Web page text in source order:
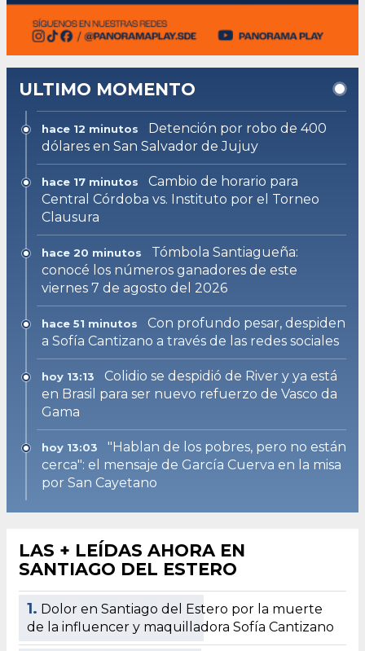
ULTIMO MOMENTO
hace 12 minutos
Detención por robo de 400
dólares en San Salvador de Jujuy
hace 17 minutos
Cambio de horario para
Central Córdoba vs. Instituto por el Torneo
Clausura
hace 20 minutos
Tómbola Santiagueña:
conocé los números ganadores de este
viernes 7 de agosto del 2026
hace 51 minutos
Con profundo pesar, despiden
a Sofía Cantizano a través de las redes sociales
hoy 13:13
Colidio se despidió de River y ya está
en Brasil para ser nuevo refuerzo de Vasco da
Gama
hoy 13:03
"Hablan de los pobres, pero no están
cerca": el mensaje de García Cuerva en la misa
por San Cayetano
LAS + LEÍDAS AHORA EN
SANTIAGO DEL ESTERO
1. Dolor en Santiago del Estero por la muerte
de la influencer y maquilladora Sofía Cantizano